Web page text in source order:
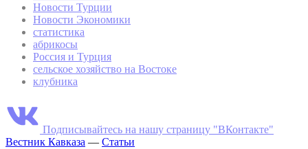
Новости Турции
Новости Экономики
статистика
абрикосы
Россия и Турция
сельское хозяйство на Востоке
клубника
Подписывайтесь на нашу страницу "ВКонтакте"
Вестник Кавказа — Статьи